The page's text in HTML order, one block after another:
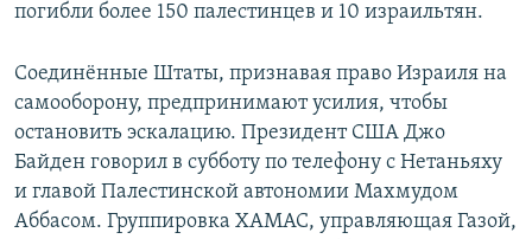
погибли более 150 палестинцев и 10 израильтян.
Соединённые Штаты, признавая право Израиля на
самооборону, предпринимают усилия, чтобы
остановить эскалацию. Президент США Джо
Байден говорил в субботу по телефону с Нетаньяху
и главой Палестинской автономии Махмудом
Аббасом. Группировка ХАМАС, управляющая Газой,